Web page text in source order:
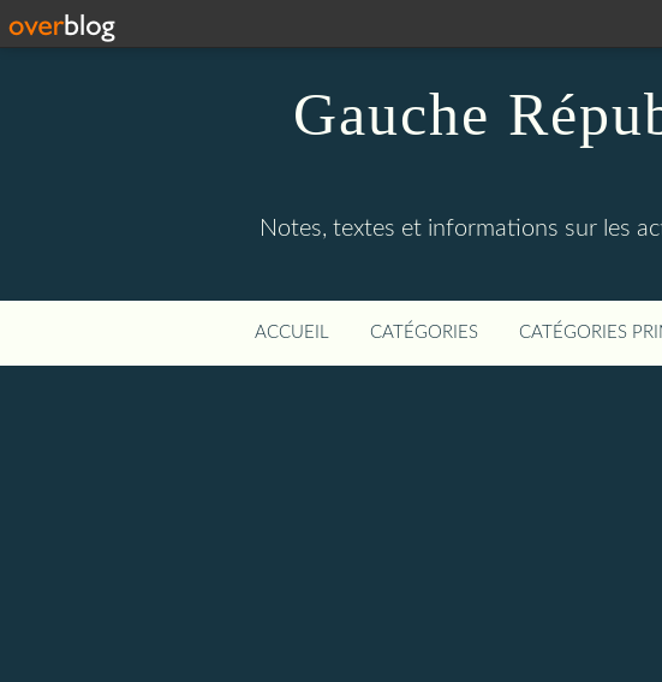
Gauche
Notes, textes et informations sur les
ACCUEIL CATÉGORIES CATÉGORIES